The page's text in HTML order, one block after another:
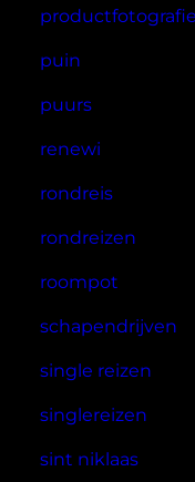
productfotografie
puin
puurs
renewi
rondreis
rondreizen
roompot
schapendrijven
single reizen
singlereizen
sint niklaas